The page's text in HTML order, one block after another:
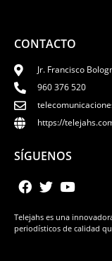
CONTACTO
Jr. Francisco
960 376 520
https://
SÍGUENOS
Telejahs es una
periodísticos de calidad